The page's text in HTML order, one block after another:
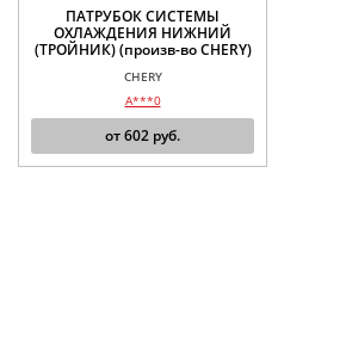
ПАТРУБОК СИСТЕМЫ
ОХЛАЖДЕНИЯ НИЖНИЙ
(ТРОЙНИК) (произв-во CHERY)
CHERY
A***0
от602 руб.